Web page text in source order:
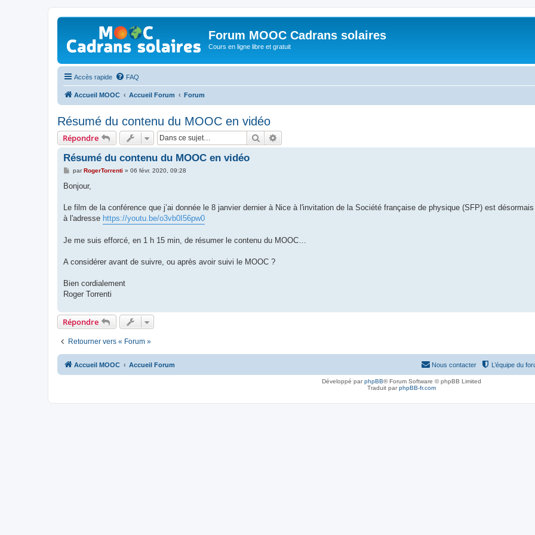
Forum MOOC Cadrans solaires
Cours en ligne libre et gratuit
Accès rapide FAQ
Accueil MOOC Accueil Forum Forum
Résumé du contenu du MOOC en vidéo
Répondre Rechercher
Résumé du contenu du MOOC en vidéo
M
s
g
parRogerTorrenti » 06 févr. 2020, 09:28
Bonjour,
Le film de la conférence que j’ai donnée le 8 janvier dernier à Nice à l'invitation de la Société française de physique (SFP) est
à l'adresse https://youtu.be/o3vb0I56pw0
Je me suis efforcé, en 1 h 15 min, de résumer le contenu du MOOC…
A considérer avant de suivre, ou après avoir suivi le MOOC ?
Bien cordialement
Roger Torrenti
Répondre
Retourner vers « Forum »
Accueil MOOC Accueil Forum L’équipe du
Nous contacter
Développé parphpBB® Forum Software © phpBB Limited
Traduit parphpBB-fr.com